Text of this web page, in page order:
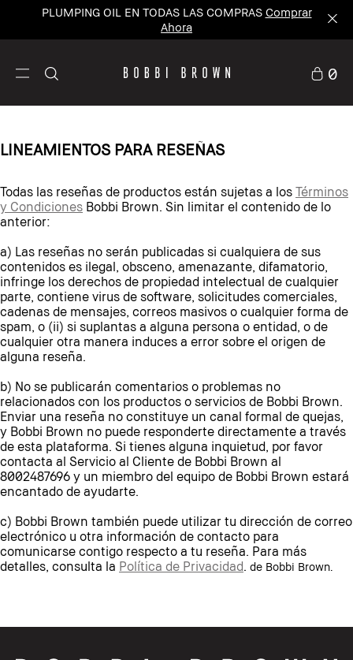
PLUMPING OIL EN TODAS LAS COMPRAS Comprar
Ahora
0
LINEAMIENTOS PARA RESEÑAS
Todas las reseñas de productos están sujetas a los Términos
y Condiciones Bobbi Brown. Sin limitar el contenido de lo
anterior:
a) Las reseñas no serán publicadas si cualquiera de sus
contenidos es ilegal, obsceno, amenazante, difamatorio,
infringe los derechos de propiedad intelectual de cualquier
parte, contiene virus de software, solicitudes comerciales,
cadenas de mensajes, correos masivos o cualquier forma de
spam, o (ii) si suplantas a alguna persona o entidad, o de
cualquier otra manera induces a error sobre el origen de
alguna reseña.
b) No se publicarán comentarios o problemas no
relacionados con los productos o servicios de Bobbi Brown.
Enviar una reseña no constituye un canal formal de quejas,
y Bobbi Brown no puede responderte directamente a través
de esta plataforma. Si tienes alguna inquietud, por favor
contacta al Servicio al Cliente de Bobbi Brown al
8002487696 y un miembro del equipo de Bobbi Brown estará
encantado de ayudarte.
c) Bobbi Brown también puede utilizar tu dirección de correo
electrónico u otra información de contacto para
comunicarse contigo respecto a tu reseña. Para más
detalles, consulta la Política de Privacidad. de Bobbi Brown.